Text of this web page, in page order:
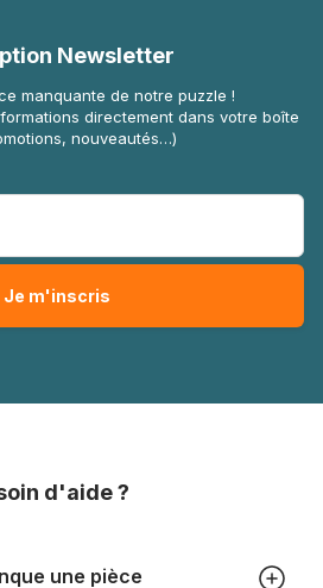
Newsletter
manquante de notre puzzle !
directement dans votre boîte
nouveautés…)
d'aide ?
une pièce